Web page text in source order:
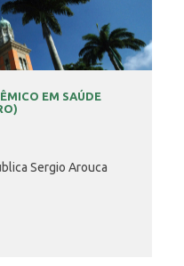
EM SAÚDE
Sergio Arouca